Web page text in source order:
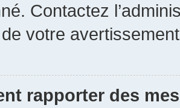
Contactez
votre
rapporter des